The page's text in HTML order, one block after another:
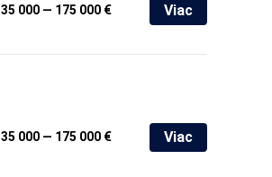
35 000 — 175 000 € Viac
35 000 — 175 000 € Viac